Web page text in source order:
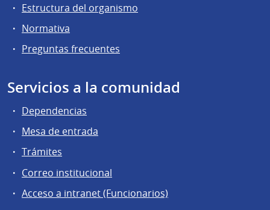
Estructura del organismo
Normativa
Preguntas frecuentes
Servicios a la comunidad
Dependencias
Mesa de entrada
Trámites
Correo institucional
Acceso a intranet (Funcionarios)